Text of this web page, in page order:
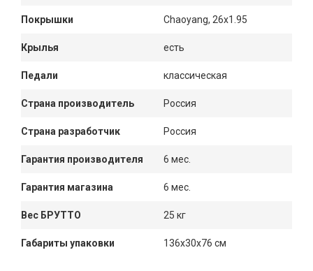
Покрышки Chaoyang, 26x1.95
Крылья есть
Педали классическая
Страна производитель Россия
Страна разработчик Россия
Гарантия производителя 6 мес.
Гарантия магазина 6 мес.
Вес БРУТТО 25 кг
Габариты упаковки 136x30x76 см